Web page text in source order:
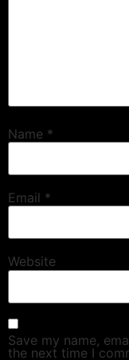
Name *
Email *
Website
Save my name,
the next time I